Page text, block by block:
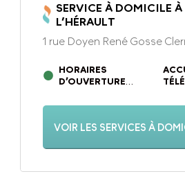
SERVICE À DOMICILE
L’HÉRAULT
1 rue Doyen René Gosse
HORAIRES
D’OUVERTURE
VENDREDI DE 9H À
17H30
VOIR LES SERVICES À